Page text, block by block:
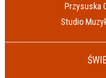
Przysuska
Studio